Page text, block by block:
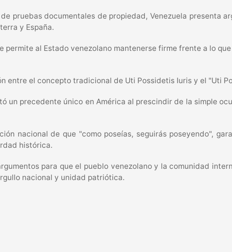
pruebas documentales de propiedad, Venezuela presenta
y España.
permite al Estado venezolano mantenerse firme frente a lo
entre el concepto tradicional de Uti Possidetis Iuris y el "Uti
un precedente único en América al prescindir de la simple
nacional de que "como poseías, seguirás poseyendo",
histórica.
para que el pueblo venezolano y la comunidad
nacional y unidad patriótica.